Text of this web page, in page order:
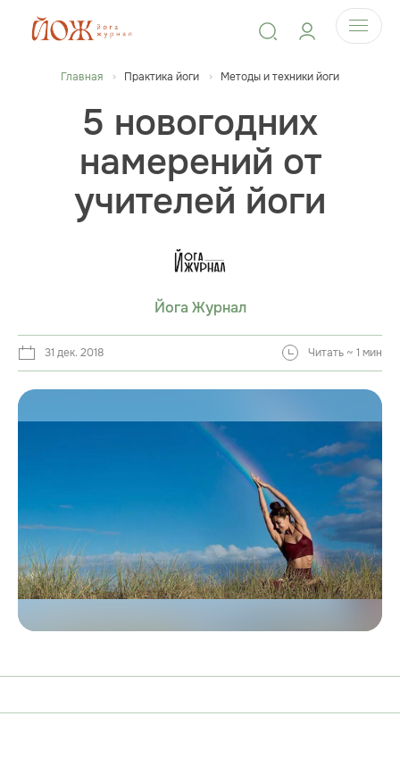
Главная Практика йоги Методы и техники йоги
5 новогодних
намерений от
учителей йоги
Йога Журнал
31 дек. 2018 Читать ~ 1 мин